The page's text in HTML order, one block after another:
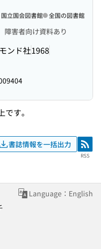
障害者向け資料あり
ンド社1968
国立国会図書館 全国の図書館
す。
書誌情報を一括出力 RSS
RSS
Language：English